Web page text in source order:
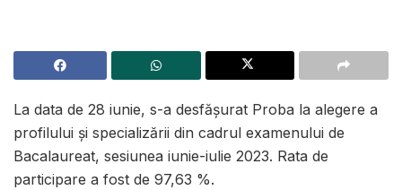
La data de 28 iunie, s-a desfășurat Proba la alegere a
profilului și specializării din cadrul examenului de
Bacalaureat, sesiunea iunie-iulie 2023. Rata de
participare a fost de 97,63 %.